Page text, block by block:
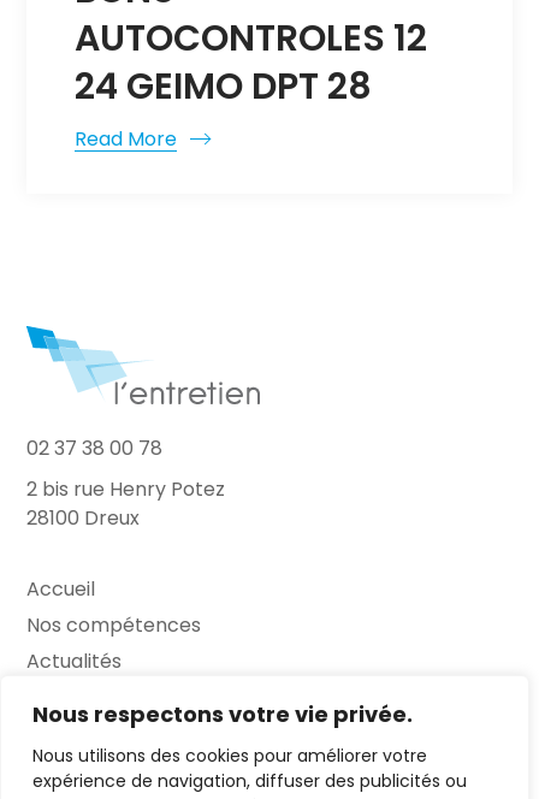
Nous respectons votre vie privée.
Nous utilisons des cookies pour améliorer votre
expérience de navigation, diffuser des publicités ou
AUTOCONTROLES 12
24 GEIMO DPT 28
Read More
02 37 38 00 78
2 bis rue Henry Potez
28100 Dreux
Accueil
Nos compétences
Actualités
Contact